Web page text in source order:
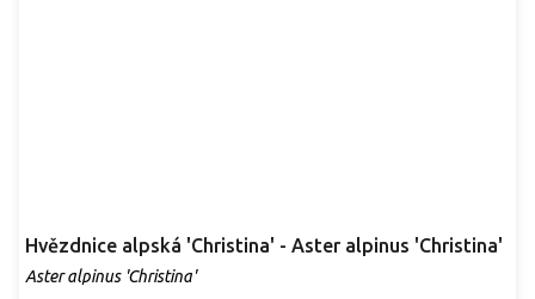
Hvězdnice alpská 'Christina' - Aster alpinus 'Christina'
Aster alpinus 'Christina'